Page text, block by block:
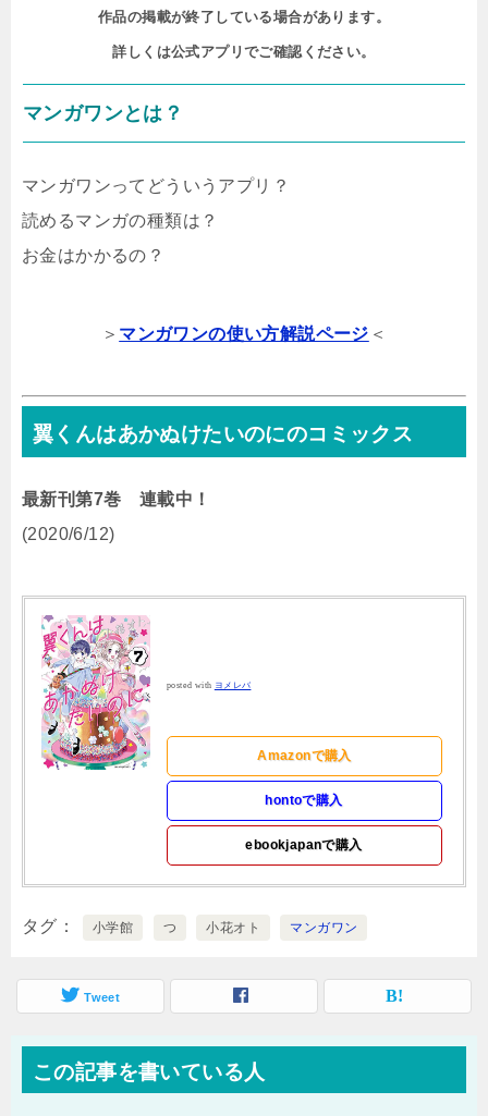
作品の掲載が終了している場合があります。
詳しくは公式アプリでご確認ください。
マンガワンとは？
マンガワンってどういうアプリ？
読めるマンガの種類は？
お金はかかるの？
＞ マンガワンの使い方解説ページ ＜
翼くんはあかぬけたいのにのコミックス
最新刊第7巻 連載中！
(2020/6/12)
posted with ヨメレバ
Amazonで購入
hontoで購入
ebookjapanで購入
タグ 小学館 つ 小花オト マンガワン
Tweet
この記事を書いている人